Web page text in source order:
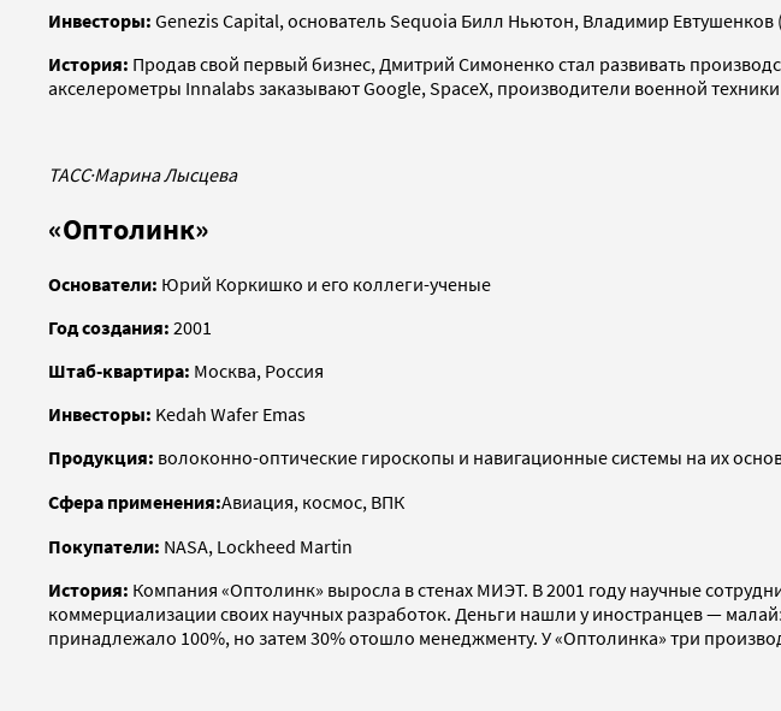
Инвесторы: Genezis Capital, основатель Sequoia Билл Ньютон, Владимир
История: Продав свой первый бизнес, Дмитрий Симоненко стал развивать
акселерометры Innalabs заказывают Google, SpaceX, производители военной
ТАСС·Марина Лысцева
«Оптолинк»
Основатели: Юрий Коркишко и его коллеги-ученые
Год создания: 2001
Штаб-квартира: Москва, Россия
Инвесторы: Kedah Wafer Emas
Продукция: волоконно-оптические гироскопы и навигационные системы на их
Сфера применения:Авиация, космос, ВПК
Покупатели: NASA, Lockheed Martin
История: Компания «Оптолинк» выросла в стенах МИЭТ. В 2001 году научные
коммерциализации своих научных разработок. Деньги нашли у иностранцев —
принадлежало 100%, но затем 30% отошло менеджменту. У «Оптолинка» три